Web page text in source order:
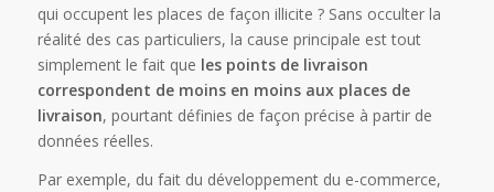
qui occupent les places de façon illicite ? Sans occulter la
réalité des cas particuliers, la cause principale est tout
simplement le fait que les points de livraison
correspondent de moins en moins aux places de
livraison, pourtant définies de façon précise à partir de
données réelles.
Par exemple, du fait du développement du e-commerce,